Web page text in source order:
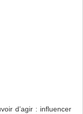
d’agir : influencer